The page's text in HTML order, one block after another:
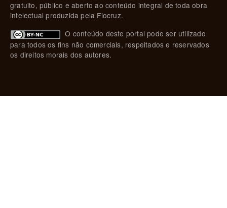
gratuito, público e aberto ao conteúdo integral de toda obra
intelectual produzida pela Fiocruz.
O conteúdo deste portal pode ser utilizado
para todos os fins não comerciais, respeitados e reservados
os direitos morais dos autores.